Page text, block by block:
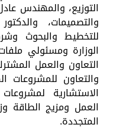
التوزيع، والمهندس
والتصميمات،
للتخطيط والبحوث
الوزارة ومسئولي
التعاون والعمل
والتعاون للمشروعات
الاستشارية
العمل ومزيج الطاقة
المتجددة.